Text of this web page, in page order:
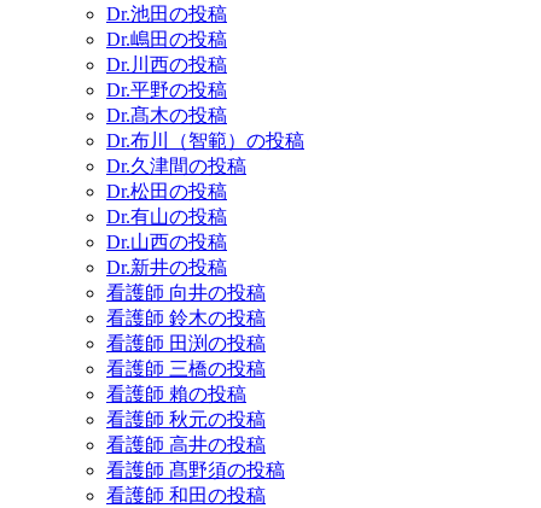
Dr.池田の投稿
Dr.嶋田の投稿
Dr.川西の投稿
Dr.平野の投稿
Dr.髙木の投稿
Dr.布川（智範）の投稿
Dr.久津間の投稿
Dr.松田の投稿
Dr.有山の投稿
Dr.山西の投稿
Dr.新井の投稿
看護師 向井の投稿
看護師 鈴木の投稿
看護師 田渕の投稿
看護師 三橋の投稿
看護師 賴の投稿
看護師 秋元の投稿
看護師 高井の投稿
看護師 髙野須の投稿
看護師 和田の投稿